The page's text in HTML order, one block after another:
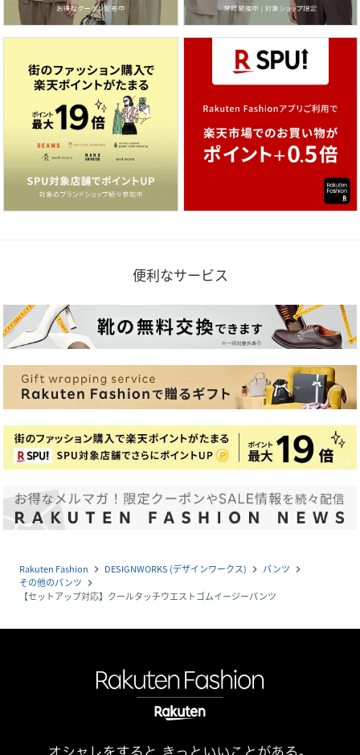
便利なサービス
Rakuten Fashion navigate_next DESIGNWORKS (デザインワークス) navigate_next パンツ navigate_next
その他のパンツ navigate_next
【セットアップ対応】クールタッチウエストゴムイージーパンツ